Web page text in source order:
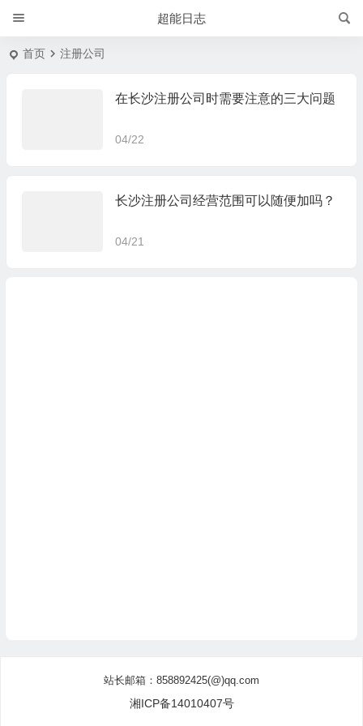
超能日志
首页 注册公司
在长沙注册公司时需要注意的三大问题
04/22
长沙注册公司经营范围可以随便加吗？
04/21
站长邮箱：858892425(@)qq.com
湘ICP备14010407号